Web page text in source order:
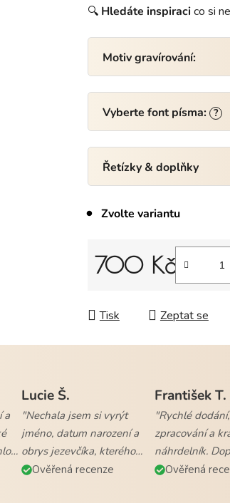
🔍 Hledáte inspiracico si
Motiv gravírování:
Vyberte font písma: ?
Řetízky & doplňky
Zvolte variantu
700 Kč
Tisk Zeptat se
a
Lucie Š.
"Nechala jsem si vyrýt
jméno, datum narození a
obrys jezevčíka, kterého
mám. Naprostá
Ověřená recenze
František T.
"Rychlé
zpracování a
náhrdelník.
všem."
Ověřená